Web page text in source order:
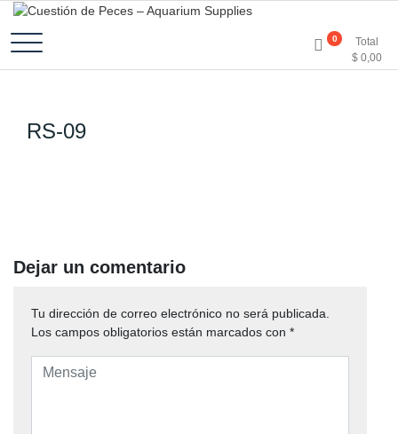
Cuestión de Peces –
Aquarium Supplies
0
Total
$ 0,00
RS-09
Dejar un comentario
Tu dirección de correo electrónico no será publicada.
Los campos obligatorios están marcados con *